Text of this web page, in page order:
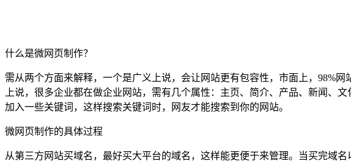
什么是微网页制作？
需从两个方面来解释，一个是广义上说，会让网站更有包容性，市面上，98%
上说，很多企业都在做企业网站，需有几个属性：主页、简介、产品、新闻、
加入一些关键词，这样搜索关键词时，网友才能搜索到你的网站。
微网页制作的具体过程
从第三方网站买域名，最好买大平台的域名，这样能更便于来管理。当买完域